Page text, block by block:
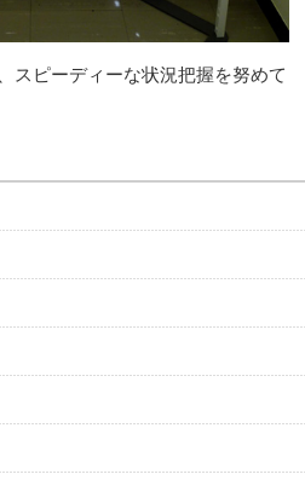
スピーディーな状況把握を努めて